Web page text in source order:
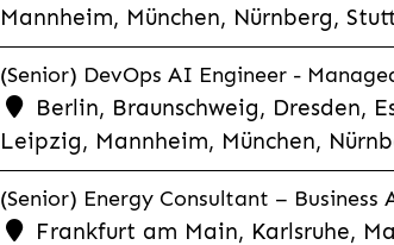
Mannheim, München, Nürnberg,
(Senior) DevOps AI Engineer -
Berlin, Braunschweig, Dresden,
Leipzig, Mannheim, München,
(Senior) Energy Consultant – Business
Frankfurt am Main, Karlsruhe,